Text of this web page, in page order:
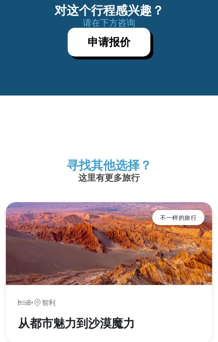
对这个行程感兴趣？
请在下方咨询
申请报价
寻找其他选择？
这里有更多旅行
不一样的旅行
8 智利
从都市魅力到沙漠魔力